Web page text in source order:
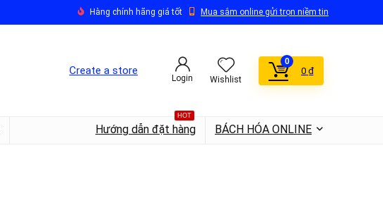
Hàng chính hãng giá tốt Mua sắm online gửi trọn niềm tin
Create a store
Login Wishlist
0
0 ₫
HOT
Hướng dẫn đặt hàng BÁCH HÓA ONLINE